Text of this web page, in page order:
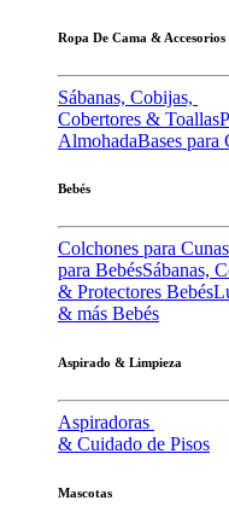
Ropa De Cama & Accesorios
Sábanas, Cobijas,
Cobertores & Toallas
AlmohadaBases para
Bebés
Colchones para Cunas
para BebésSábanas,
& Protectores Bebés
& más Bebés
Aspirado & Limpieza
Aspiradoras
& Cuidado de Pisos
Mascotas